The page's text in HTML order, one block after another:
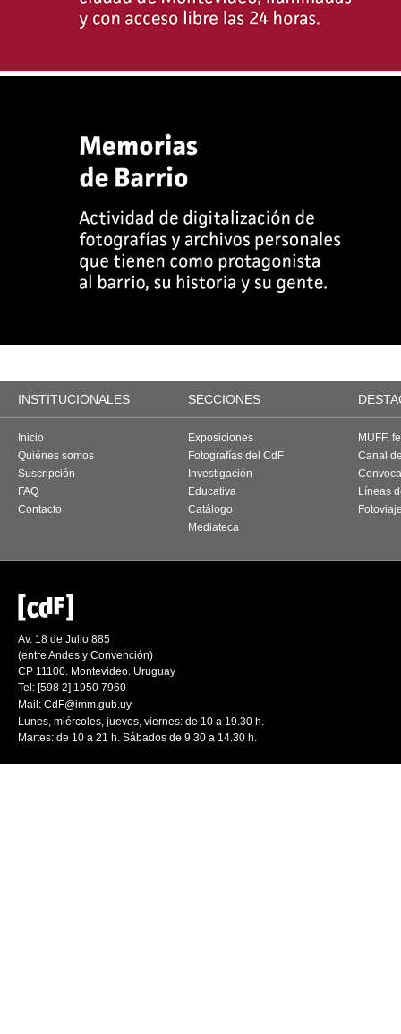
INSTITUCIONALES SECCIONES
Inicio
Quiénes somos
Suscripción
FAQ
Contacto
Exposiciones
Fotografías del CdF
Investigación
Educativa
Catálogo
Mediateca
MUFF,
Canal
Líneas
Av. 18 de Julio 885
(entre Andes y Convención)
CP 11100. Montevideo. Uruguay
Tel: [598 2] 1950 7960
Mail: CdF@imm.gub.uy
Lunes, miércoles, jueves, viernes: de 10 a 19.30 h.
Martes: de 10 a 21 h. Sábados de 9.30 a 14.30 h.